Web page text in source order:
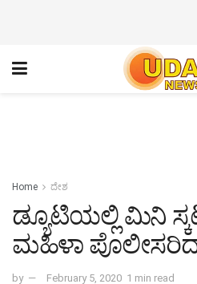
Home ದೇಶ
ಡ್ಯೂಟಿಯಲ್ಲಿ ಮಿನಿ
ಮಹಿಳಾ
by February 5, 2020 1 min read